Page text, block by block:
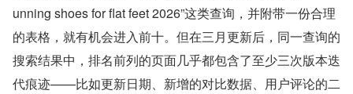
unning shoes for flat feet 2026”这类查询，并附带一份合理
的表格，就有机会进入前十。但在三月更新后，同一查询的
搜索结果中，排名前列的页面几乎都包含了至少三次版本迭
代痕迹——比如更新日期、新增的对比数据、用户评论的二